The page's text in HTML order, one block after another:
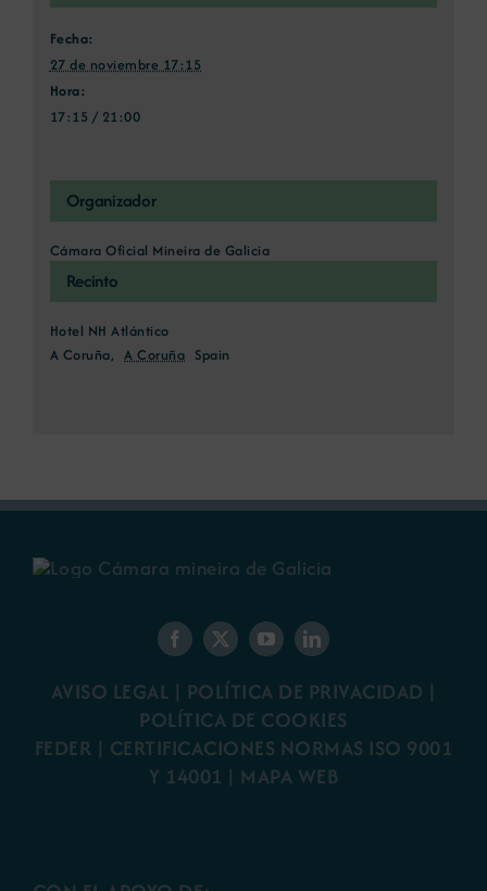
Fecha:
27 de noviembre 17:15
Hora:
17:15 / 21:00
Recinto
Hotel NH Atlántico
A Coruña, A Coruña Spain
Organizador
Cámara Oficial Mineira de Galicia
AVISO LEGAL | POLÍTICA DE PRIVACIDAD |
POLÍTICA DE COOKIES
FEDER | CERTIFICACIONES NORMAS ISO 9001
Y 14001 | MAPA WEB